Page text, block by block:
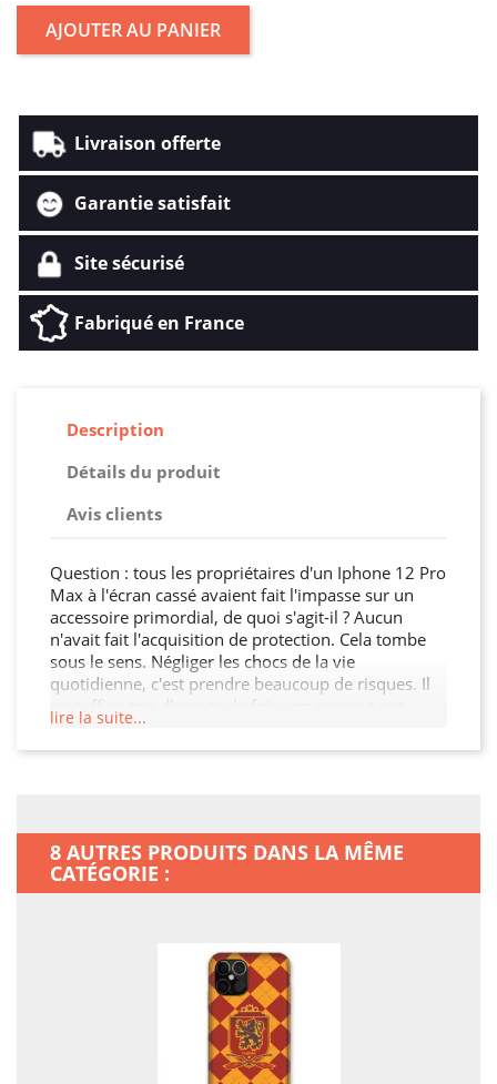
AJOUTER AU PANIER
Livraison offerte
Garantie satisfait
Site sécurisé
Fabriqué en France
Description
Détails du produit
Avis clients
Question : tous les propriétaires d'un Iphone 12 Pro
Max à l'écran cassé avaient fait l'impasse sur un
accessoire primordial, de quoi s'agit-il ? Aucun
n'avait fait l'acquisition de protection. Cela tombe
sous le sens. Négliger les chocs de la vie
quotidienne, c'est prendre beaucoup de risques. Il
ne suffira que d'une seule fois : on ne peut pas
toujours penser à tout, on ne peut pas toujours être
concentré à 100 %, il suffit par exemple de poser
très performants, mais aussi très vulnérables…
Fêlures, bosses, touches qui vont rester bloquées,
la liste de ce qui peut impacter votre appareil est
une marque de bon sens… Agissez avant qu'il ne
soit trop tard : cette petite protection, c'est un grand
pas pour votre mobile !
lire la suite...
8 AUTRES PRODUITS DANS LA MÊME
CATÉGORIE :